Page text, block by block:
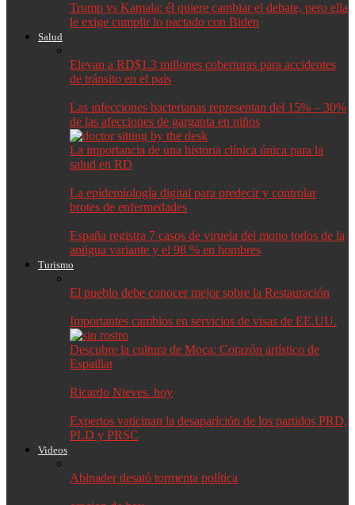
Trump vs Kamala: él quiere cambiar el debate, pero ella
le exige cumplir lo pactado con Biden
Salud
Elevan a RD$1.3 millones coberturas para accidentes
de tránsito en el país
Las infecciones bacterianas representan del 15% – 30%
de las afecciones de garganta en niños
La importancia de una historia clínica única para la
salud en RD
La epidemiología digital para predecir y controlar
brotes de enfermedades
España registra 7 casos de viruela del mono todos de la
antigua variante y el 98 % en hombres
Turismo
El pueblo debe conocer mejor sobre la Restauración
Importantes cambios en servicios de visas de EE.UU.
Descubre la cultura de Moca: Corazón artístico de
Espaillat
Ricardo Nieves. hoy
Expertos vaticinan la desaparición de los partidos PRD,
PLD y PRSC
Videos
Abinader desató tormenta política